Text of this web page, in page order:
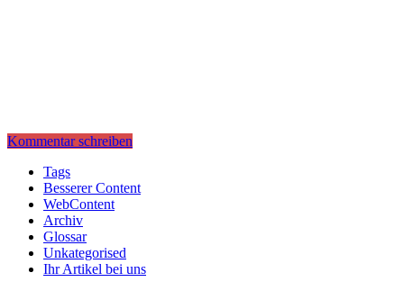
Kommentar schreiben
Tags
Besserer Content
WebContent
Archiv
Glossar
Unkategorised
Ihr Artikel bei uns